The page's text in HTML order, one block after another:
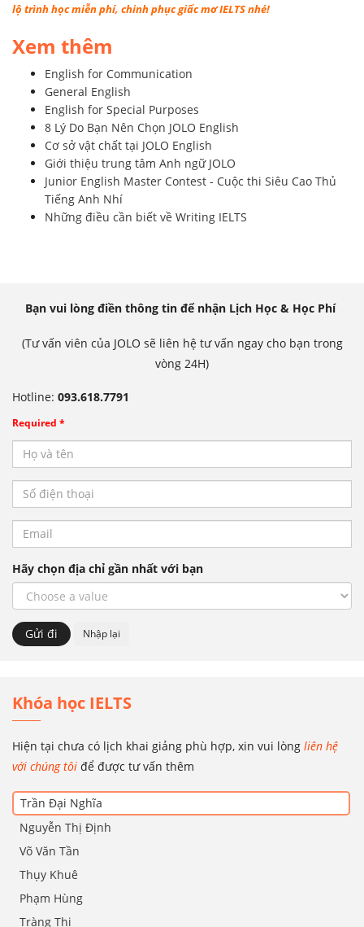
lộ trình học miễn phí, chinh phục giấc mơ IELTS nhé!
Xem thêm
English for Communication
General English
English for Special Purposes
8 Lý Do Bạn Nên Chọn JOLO English
Cơ sở vật chất tại JOLO English
Giới thiệu trung tâm Anh ngữ JOLO
Junior English Master Contest - Cuộc thi Siêu Cao Thủ
Tiếng Anh Nhí
Những điều cần biết về Writing IELTS
Bạn vui lòng điền thông tin để nhận Lịch Học & Học Phí
(Tư vấn viên của JOLO sẽ liên hệ tư vấn ngay cho bạn trong
vòng 24H)
Hotline: 093.618.7791
Required *
Hãy chọn địa chỉ gần nhất với bạn
Khóa học IELTS
Hiện tại chưa có lịch khai giảng phù hợp, xin vui lòng liên hệ
với chúng tôi để được tư vấn thêm
Trần Đại Nghĩa
Nguyễn Thị Định
Võ Văn Tần
Thụy Khuê
Phạm Hùng
Tràng Thi